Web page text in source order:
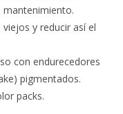
mantenimiento.
y reducir así el
con endurecedores
pigmentados.
packs.